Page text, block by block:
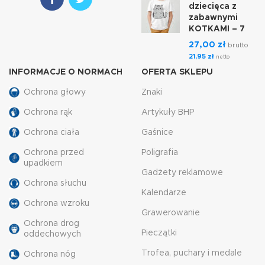
dziecięca z
zabawnymi
KOTKAMI – 7
27,00 zł brutto
21,95 zł netto
INFORMACJE O NORMACH
Ochrona głowy
Ochrona rąk
Ochrona ciała
Ochrona przed
upadkiem
Ochrona słuchu
Ochrona wzroku
Ochrona drog
oddechowych
Ochrona nóg
OFERTA SKLEPU
Znaki
Artykuły BHP
Gaśnice
Poligrafia
Gadżety reklamowe
Kalendarze
Grawerowanie
Pieczątki
Trofea, puchary i medale